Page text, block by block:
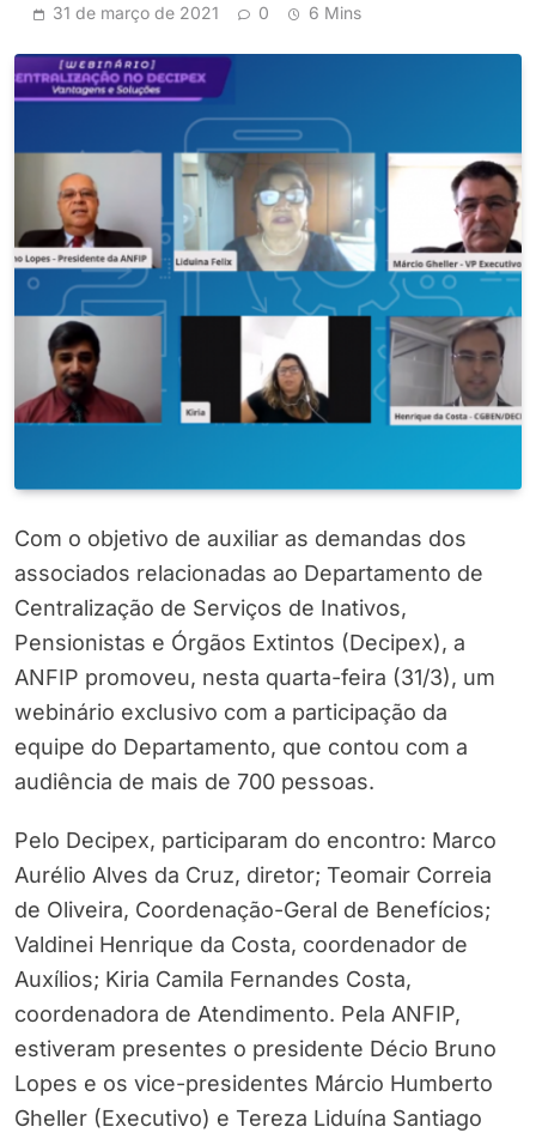
31 de março de 2021 0 6 Mins
Com o objetivo de auxiliar as demandas dos
associados relacionadas ao Departamento de
Centralização de Serviços de Inativos,
Pensionistas e Órgãos Extintos (Decipex), a
ANFIP promoveu, nesta quarta-feira (31/3), um
webinário exclusivo com a participação da
equipe do Departamento, que contou com a
audiência de mais de 700 pessoas.
Pelo Decipex, participaram do encontro: Marco
Aurélio Alves da Cruz, diretor; Teomair Correia
de Oliveira, Coordenação-Geral de Benefícios;
Valdinei Henrique da Costa, coordenador de
Auxílios; Kiria Camila Fernandes Costa,
coordenadora de Atendimento. Pela ANFIP,
estiveram presentes o presidente Décio Bruno
Lopes e os vice-presidentes Márcio Humberto
Gheller (Executivo) e Tereza Liduína Santiago